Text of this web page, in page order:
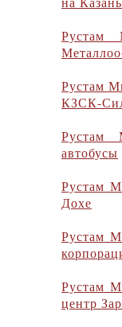
Рустам
Рустам
КЗСК-
Рустам
автобусы
Рустам
Дохе
Рустам
Рустам
центр